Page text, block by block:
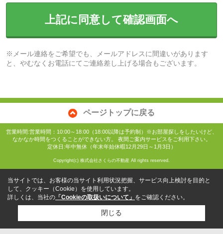
上記に同意して確認画面へ
※メール連絡をご希望でも、メールアドレスに間違いがあります
と、やむなくお電話にてご連絡差し上げる場合もございます。
ページトップに戻る
営業時間:営業時間：10:00～18:00（18:00以降は予約制）※お部屋探しをしたいけど、
なかなか時間をつくることができない方。 夜間ご案内サービスをご利用下さい。
定休日:年中無休（年末年始休暇12月29日～1月3日）
Copyright(c) 株式会社さくらの不動産 All rights reserved.
当サイトでは、お客様の当サイト利用状況把握、サービス向上検討を目的と
して、クッキー（Cookie）を使用しています。
詳しくは、当社の 「Cookieの取扱いについて」 をご確認ください。
閉じる